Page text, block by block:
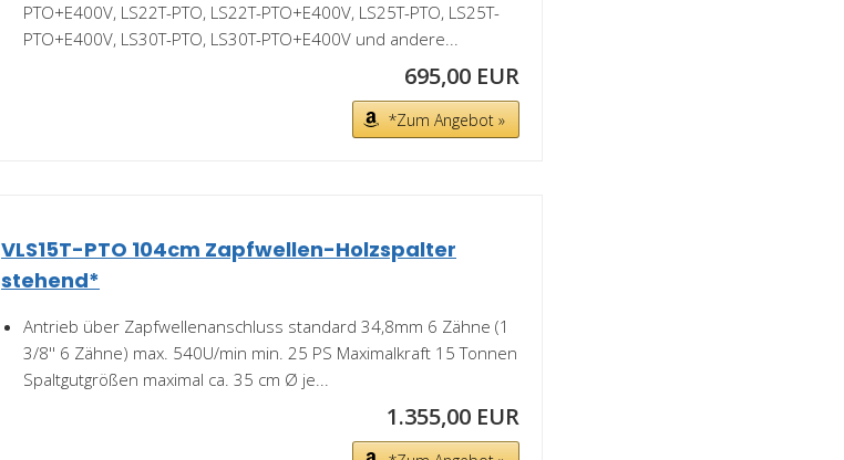
PTO+E400V, LS22T-PTO, LS22T-PTO+E400V, LS25T-PTO, LS25T-
PTO+E400V, LS30T-PTO, LS30T-PTO+E400V und andere...
695,00 EUR
*Zum Angebot »
VLS15T-PTO 104cm Zapfwellen-Holzspalter
stehend*
Antrieb über Zapfwellenanschluss standard 34,8mm 6 Zähne (1
3/8'' 6 Zähne) max. 540U/min min. 25 PS Maximalkraft 15 Tonnen
Spaltgutgrößen maximal ca. 35 cm Ø je...
1.355,00 EUR